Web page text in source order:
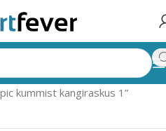
kummist kangiraskus 1”